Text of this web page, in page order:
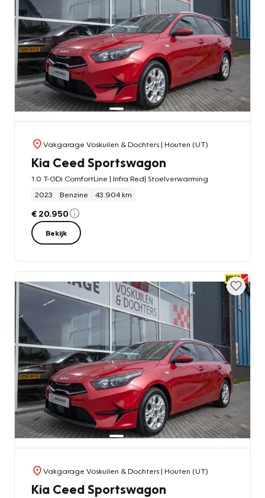
Vakgarage Voskuilen & Dochters| Houten (UT)
Kia Ceed Sportswagon
1.0 T-GDi ComfortLine | Infra Red| Stoelverwarming
2023
Benzine 43.904 km
€ 20.950
Bekijk
Vakgarage Voskuilen & Dochters| Houten (UT)
Kia Ceed Sportswagon